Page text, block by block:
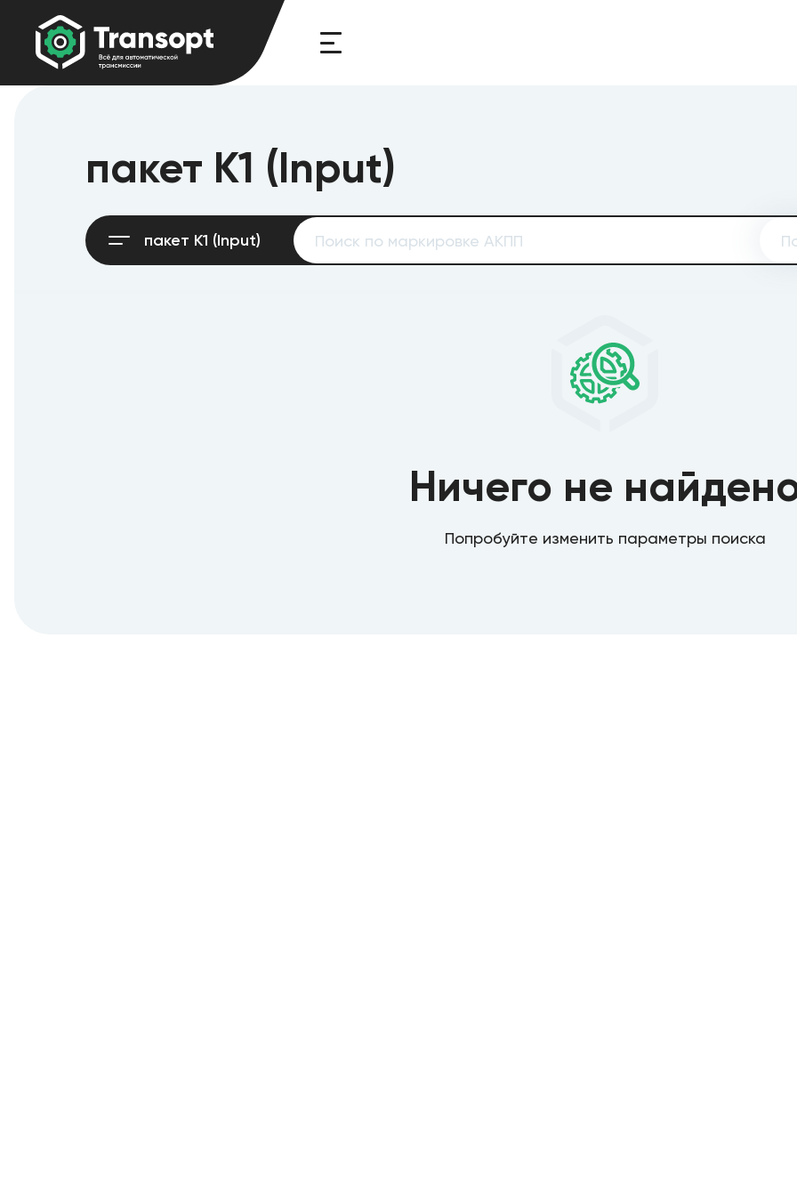
пакет K1 (Input)
пакет K1 (Input)
Ничего не
Попробуйте изменить параметры поиска